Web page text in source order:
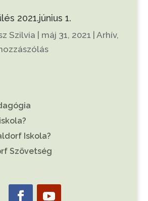
2021.június 1.
Szilvia | máj 31, 2021 | Arhív,
Iskola?
Szövetség